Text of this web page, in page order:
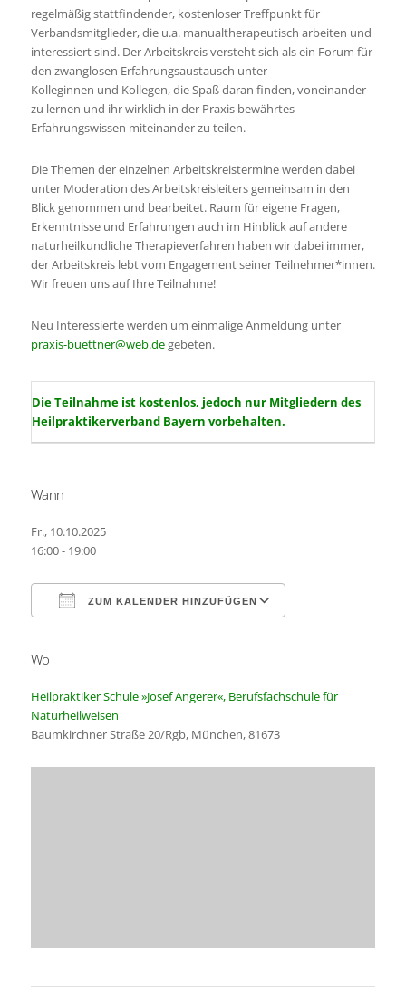
regelmäßig stattfindender, kostenloser Treffpunkt für
Verbandsmitglieder, die u.a. manualtherapeutisch arbeiten und
interessiert sind. Der Arbeitskreis versteht sich als ein Forum für
den zwanglosen Erfahrungsaustausch unter
Kolleginnen und Kollegen, die Spaß daran finden, voneinander
zu lernen und ihr wirklich in der Praxis bewährtes
Erfahrungswissen miteinander zu teilen.
Die Themen der einzelnen Arbeitskreistermine werden dabei
unter Moderation des Arbeitskreisleiters gemeinsam in den
Blick genommen und bearbeitet. Raum für eigene Fragen,
Erkenntnisse und Erfahrungen auch im Hinblick auf andere
naturheilkundliche Therapieverfahren haben wir dabei immer,
der Arbeitskreis lebt vom Engagement seiner Teilnehmer*innen.
Wir freuen uns auf Ihre Teilnahme!
Neu Interessierte werden um einmalige Anmeldung unter
praxis-buettner@web.degebeten.
Die Teilnahme ist kostenlos, jedoch nur Mitgliedern des
Heilpraktikerverband Bayern vorbehalten.
Wann
Fr., 10.10.2025
16:00 - 19:00
ZUM KALENDER HINZUFÜGEN
Wo
Heilpraktiker Schule »Josef Angerer«, Berufsfachschule für
Naturheilweisen
Baumkirchner Straße 20/Rgb, München, 81673